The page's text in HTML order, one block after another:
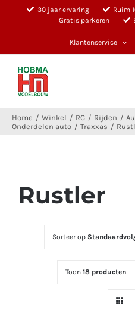
30 jaar ervaring
Ruim
Gratis parkeren
Klantenservice
Home Winkel RC Rijden
Onderdelen auto
Traxxas
Rustler
Sorteer op
Toon18 producten